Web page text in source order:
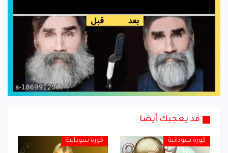
قد يعجبك أيضا
كورة سودانية كورة سودانية